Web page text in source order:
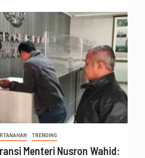
TRENDING
Menteri Nusron Wahid: